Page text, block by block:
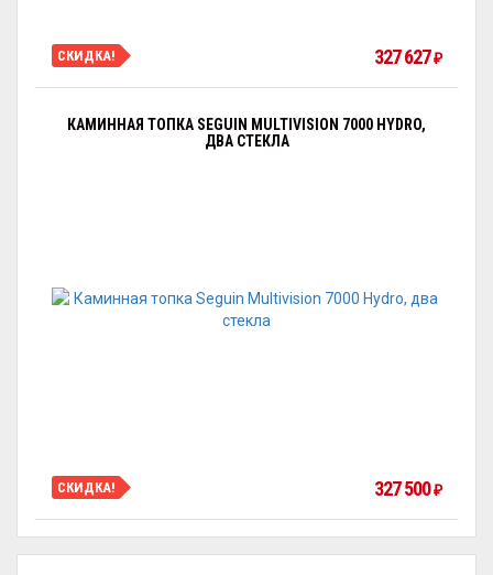
СКИДКА! 327 627₽
КАМИННАЯ ТОПКА SEGUIN MULTIVISION 7000 HYDRO,
ДВА СТЕКЛА
СКИДКА! 327 500₽